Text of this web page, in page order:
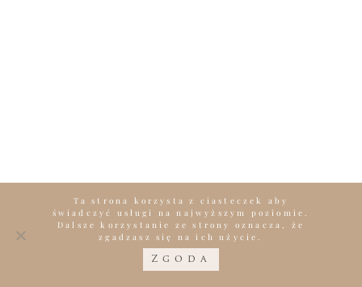
Ta strona korzysta z ciasteczek aby
świadczyć usługi na najwyższym poziomie.
Dalsze korzystanie ze strony oznacza, że
zgadzasz się na ich użycie.
Zgoda